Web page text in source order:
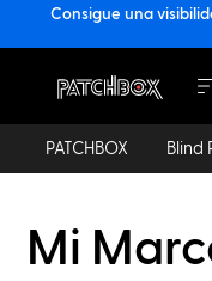
Consigue una
PATCHBOX Blind
Mi